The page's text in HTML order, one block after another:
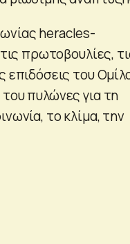
heracles-
πρωτοβουλίες,
επιδόσεις του
πυλώνες για τη
το κλίμα, την